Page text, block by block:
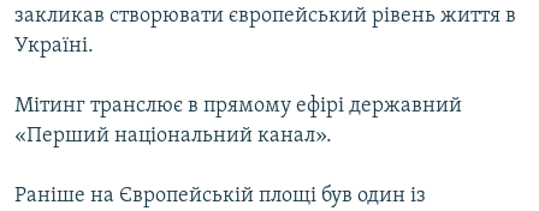
закликав створювати європейський рівень життя в
Україні.
Мітинг транслює в прямому ефірі державний
«Перший національний канал».
Раніше на Європейській площі був один із